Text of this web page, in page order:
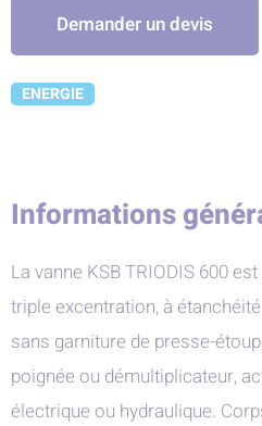
Demander un devis
ENERGIE
Informations
La vanne KSB TRIODIS 600
triple excentration, à
sans garniture de presse-
poignée ou démultiplicateur,
électrique ou hydraulique.